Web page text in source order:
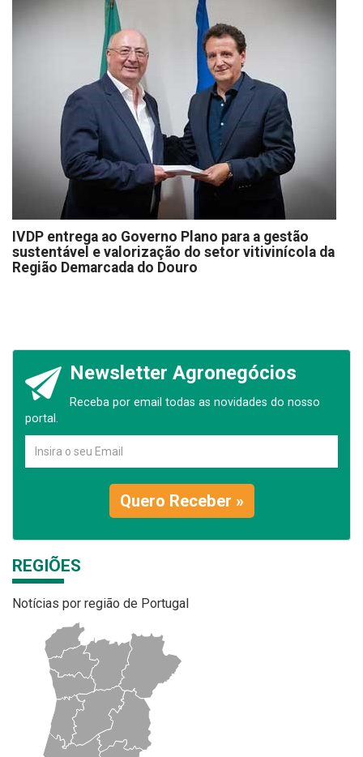
IVDP entrega ao Governo Plano para a gestão
sustentável e valorização do setor vitivinícola da
Região Demarcada do Douro
Newsletter Agronegócios
Receba por email todas as novidades do nosso
portal.
Quero Receber »
REGIÕES
Notícias por região de Portugal